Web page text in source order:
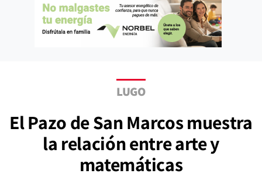
LUGO
El Pazo de San Marcos muestra
la relación entre arte y
matemáticas